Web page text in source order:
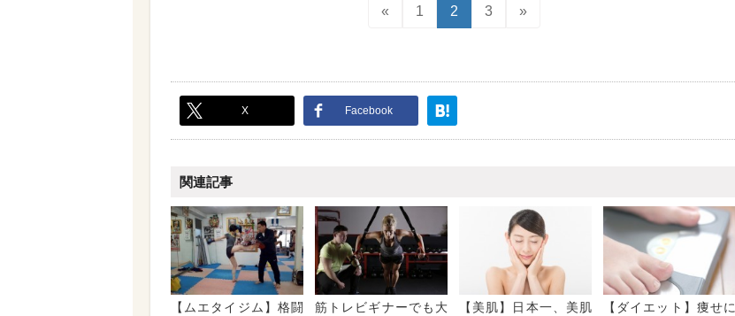
« 1 2 3 »
X Facebook
関連記事
【ムエタイジム】格闘
筋トレビギナーでも大
【美肌】日本一、美肌
【ダイエット】痩せに